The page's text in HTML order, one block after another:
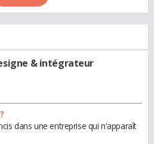
& intégrateur
dans une entreprise qui n'apparaît